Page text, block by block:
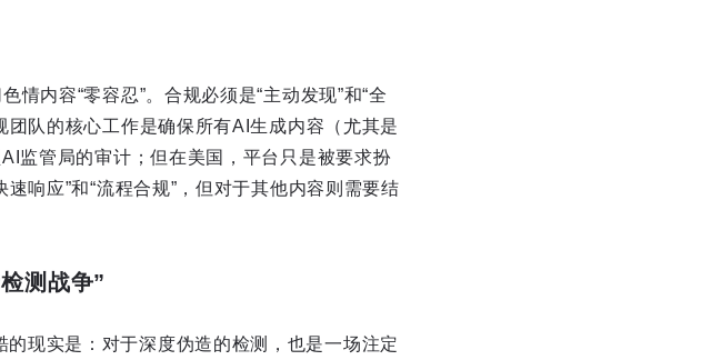
情内容“零容忍”。合规必须是“主动发现”和“全
团队的核心工作是确保所有AI生成内容（尤其是
监管局的审计；但在美国，平台只是被要求扮
响应”和“流程合规”，但对于其他内容则需要结
测战争”
现实是：对于深度伪造的检测，也是一场注定